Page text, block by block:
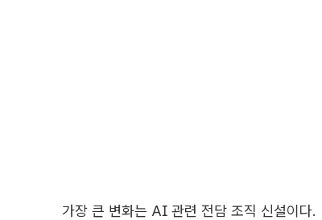
가장 큰 변화는 AI 관련 전담 조직 신설이다.